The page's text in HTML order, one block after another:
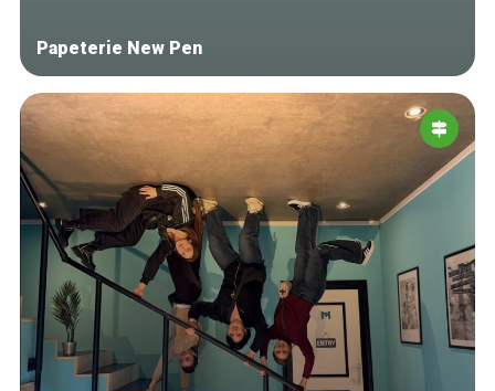
Papeterie New Pen